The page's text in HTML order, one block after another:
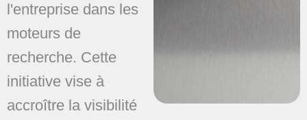
l'entreprise dans les
moteurs de
recherche. Cette
initiative vise à
accroître la visibilité